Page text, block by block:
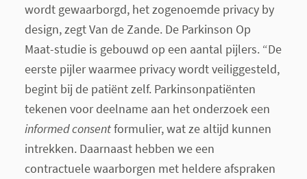
wordt gewaarborgd, het zogenoemde privacy by
design, zegt Van de Zande. De Parkinson Op
Maat-studie is gebouwd op een aantal pijlers. “De
eerste pijler waarmee privacy wordt veiliggesteld,
begint bij de patiënt zelf. Parkinsonpatiënten
tekenen voor deelname aan het onderzoek een
informed consentformulier, wat ze altijd kunnen
intrekken. Daarnaast hebben we een
contractuele waarborgen met heldere afspraken